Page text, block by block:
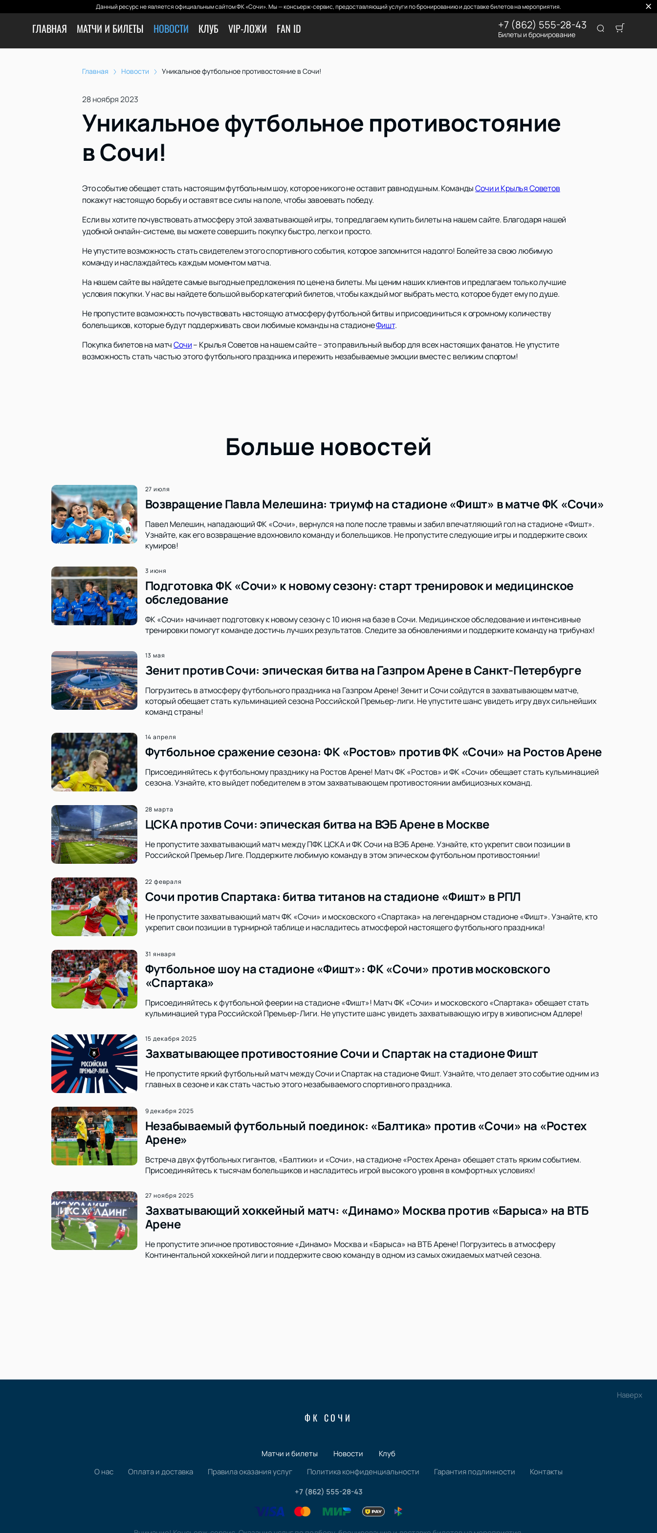
Данный ресурс не является официальным сайтом ФК «Сочи». Мы — консьерж-сервис, предоставляющий услуги по бронированию и доставке билетов на мероприятия.
ГЛАВНАЯ МАТЧИ И БИЛЕТЫ НОВОСТИ КЛУБ VIP-ЛОЖИ FAN ID +7 (862) 555-28-43
Билеты и бронирование
Главная Новости Уникальное футбольное противостояние в Сочи!
28 ноября 2023
Уникальное футбольное противостояние
в Сочи!
Это событие обещает стать настоящим футбольным шоу, которое никого не оставит равнодушным. КомандыСочи и Крылья Советов
покажут настоящую борьбу и оставят все силы на поле, чтобы завоевать победу.
Если вы хотите почувствовать атмосферу этой захватывающей игры, то предлагаем купить билеты на нашем сайте. Благодаря нашей
удобной онлайн-системе, вы можете совершить покупку быстро, легко и просто.
Не упустите возможность стать свидетелем этого спортивного события, которое запомнится надолго! Болейте за свою любимую
команду и наслаждайтесь каждым моментом матча.
На нашем сайте вы найдете самые выгодные предложения по цене на билеты. Мы ценим наших клиентов и предлагаем только лучшие
условия покупки. У нас вы найдете большой выбор категорий билетов, чтобы каждый мог выбрать место, которое будет ему по душе.
Не пропустите возможность почувствовать настоящую атмосферу футбольной битвы и присоединиться к огромному количеству
болельщиков, которые будут поддерживать свои любимые команды на стадионеФишт.
Покупка билетов на матчСочи– Крылья Советов на нашем сайте – это правильный выбор для всех настоящих фанатов. Не упустите
возможность стать частью этого футбольного праздника и пережить незабываемые эмоции вместе с великим спортом!
Больше новостей
27 июля
Возвращение Павла Мелешина: триумф на стадионе «Фишт» в матче ФК «Сочи»
Павел Мелешин, нападающий ФК «Сочи», вернулся на поле после травмы и забил впечатляющий гол на стадионе «Фишт».
Узнайте, как его возвращение вдохновило команду и болельщиков. Не пропустите следующие игры и поддержите своих
кумиров!
3 июня
Подготовка ФК «Сочи» к новому сезону: старт тренировок и медицинское
обследование
ФК «Сочи» начинает подготовку к новому сезону с 10 июня на базе в Сочи. Медицинское обследование и интенсивные
тренировки помогут команде достичь лучших результатов. Следите за обновлениями и поддержите команду на трибунах!
13 мая
Зенит против Сочи: эпическая битва на Газпром Арене в Санкт-Петербурге
Погрузитесь в атмосферу футбольного праздника на Газпром Арене! Зенит и Сочи сойдутся в захватывающем матче,
который обещает стать кульминацией сезона Российской Премьер-лиги. Не упустите шанс увидеть игру двух сильнейших
команд страны!
14 апреля
Футбольное сражение сезона: ФК «Ростов» против ФК «Сочи» на Ростов Арене
Присоединяйтесь к футбольному празднику на Ростов Арене! Матч ФК «Ростов» и ФК «Сочи» обещает стать кульминацией
сезона. Узнайте, кто выйдет победителем в этом захватывающем противостоянии амбициозных команд.
28 марта
ЦСКА против Сочи: эпическая битва на ВЭБ Арене в Москве
Не пропустите захватывающий матч между ПФК ЦСКА и ФК Сочи на ВЭБ Арене. Узнайте, кто укрепит свои позиции в
Российской Премьер Лиге. Поддержите любимую команду в этом эпическом футбольном противостоянии!
22 февраля
Сочи против Спартака: битва титанов на стадионе «Фишт» в РПЛ
Не пропустите захватывающий матч ФК «Сочи» и московского «Спартака» на легендарном стадионе «Фишт». Узнайте, кто
укрепит свои позиции в турнирной таблице и насладитесь атмосферой настоящего футбольного праздника!
31 января
Футбольное шоу на стадионе «Фишт»: ФК «Сочи» против московского
«Спартака»
Присоединяйтесь к футбольной феерии на стадионе «Фишт»! Матч ФК «Сочи» и московского «Спартака» обещает стать
кульминацией тура Российской Премьер-Лиги. Не упустите шанс увидеть захватывающую игру в живописном Адлере!
15 декабря 2025
Захватывающее противостояние Сочи и Спартак на стадионе Фишт
Не пропустите яркий футбольный матч между Сочи и Спартак на стадионе Фишт. Узнайте, что делает это событие одним из
главных в сезоне и как стать частью этого незабываемого спортивного праздника.
9 декабря 2025
Незабываемый футбольный поединок: «Балтика» против «Сочи» на «Ростех
Арене»
Встреча двух футбольных гигантов, «Балтики» и «Сочи», на стадионе «Ростех Арена» обещает стать ярким событием.
Присоединяйтесь к тысячам болельщиков и насладитесь игрой высокого уровня в комфортных условиях!
27 ноября 2025
Захватывающий хоккейный матч: «Динамо» Москва против «Барыса» на ВТБ
Арене
Не пропустите эпичное противостояние «Динамо» Москва и «Барыса» на ВТБ Арене! Погрузитесь в атмосферу
Континентальной хоккейной лиги и поддержите свою команду в одном из самых ожидаемых матчей сезона.
Наверх
ФК СОЧИ
Матчи и билеты Новости
Клуб
О нас
Оплата и доставка Правила оказания услуг Политика конфиденциальности Гарантия подлинности
Контакты
+7 (862) 555-28-43